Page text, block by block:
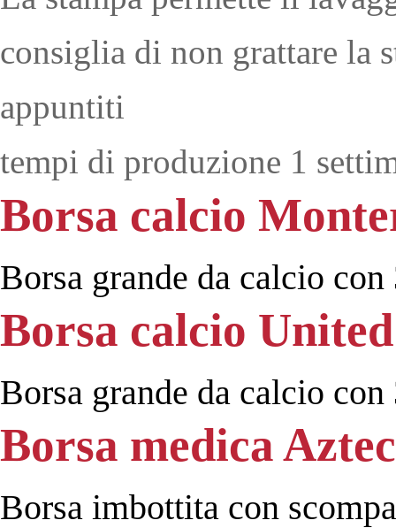
consiglia di non grattare la
appuntiti
tempi di produzione 1
Borsa calcio
Borsa grande da calcio
Borsa calcio United
Borsa grande da calcio
Borsa medica
Borsa imbottita con